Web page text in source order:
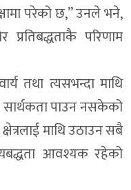
परेको छ,” उनले भने,
परिणाम
तथा त्यसभन्दा माथि
सार्थकता पाउन नसकेको
माथि उठाउन सबै
आवश्यक रहेको